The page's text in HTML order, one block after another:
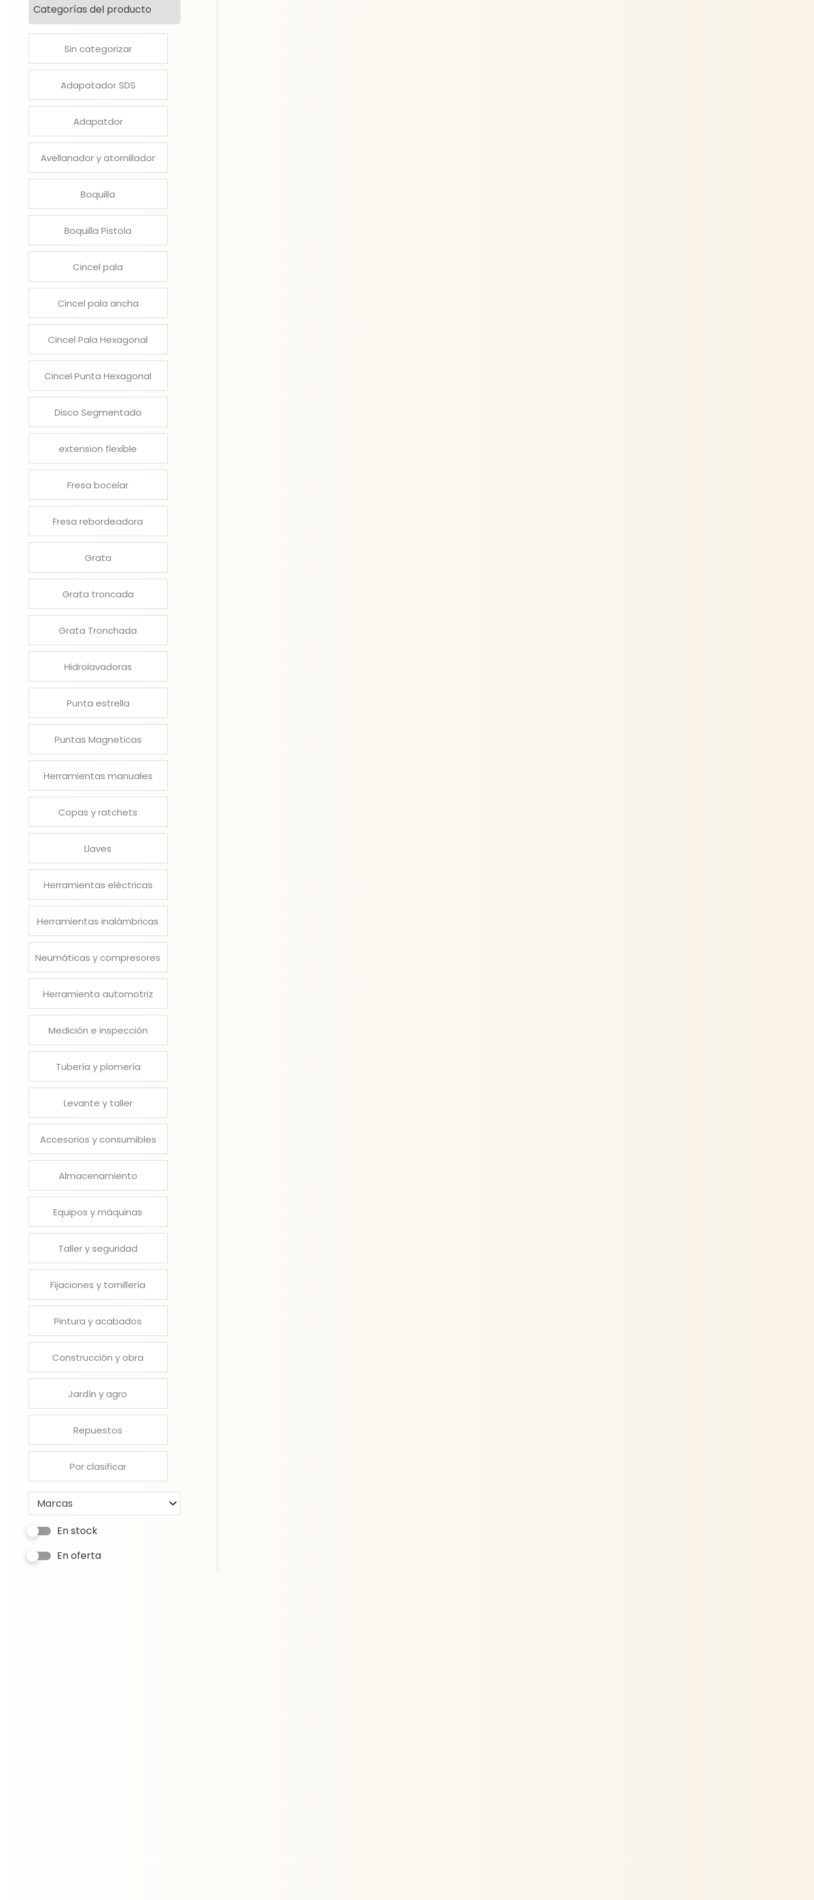
Categorías del producto
Sin categorizar
Adapatador SDS
Adapatdor
Avellanador y atornillador
Boquilla
Boquilla Pistola
Cincel pala
Cincel pala ancha
Cincel Pala Hexagonal
Cincel Punta Hexagonal
Disco Segmentado
extension flexible
Fresa bocelar
Fresa rebordeadora
Grata
Grata troncada
Grata Tronchada
Hidrolavadoras
Punta estrella
Puntas Magneticas
Herramientas manuales
Copas y ratchets
Llaves
Herramientas eléctricas
Herramientas inalámbricas
Neumáticas y compresores
Herramienta automotriz
Medición e inspección
Tubería y plomería
Levante y taller
Accesorios y consumibles
Almacenamiento
Equipos y máquinas
Taller y seguridad
Fijaciones y tornillería
Pintura y acabados
Construcción y obra
Jardín y agro
Repuestos
Por clasificar
Marcas
En stock
En oferta